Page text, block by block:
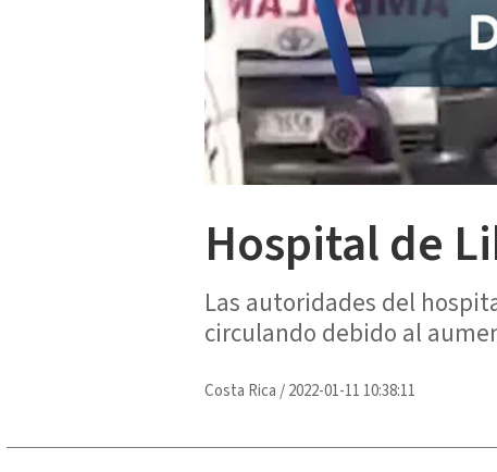
Hospital de
Las autoridades del
circulando debido al
Costa Rica /2022-01-11 10:38:11